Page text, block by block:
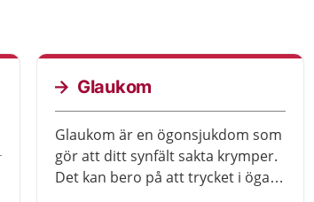
Glaukom
Glaukom är en ögonsjukdom som
gör att ditt synfält sakta krymper.
Det kan bero på att trycket i ögat